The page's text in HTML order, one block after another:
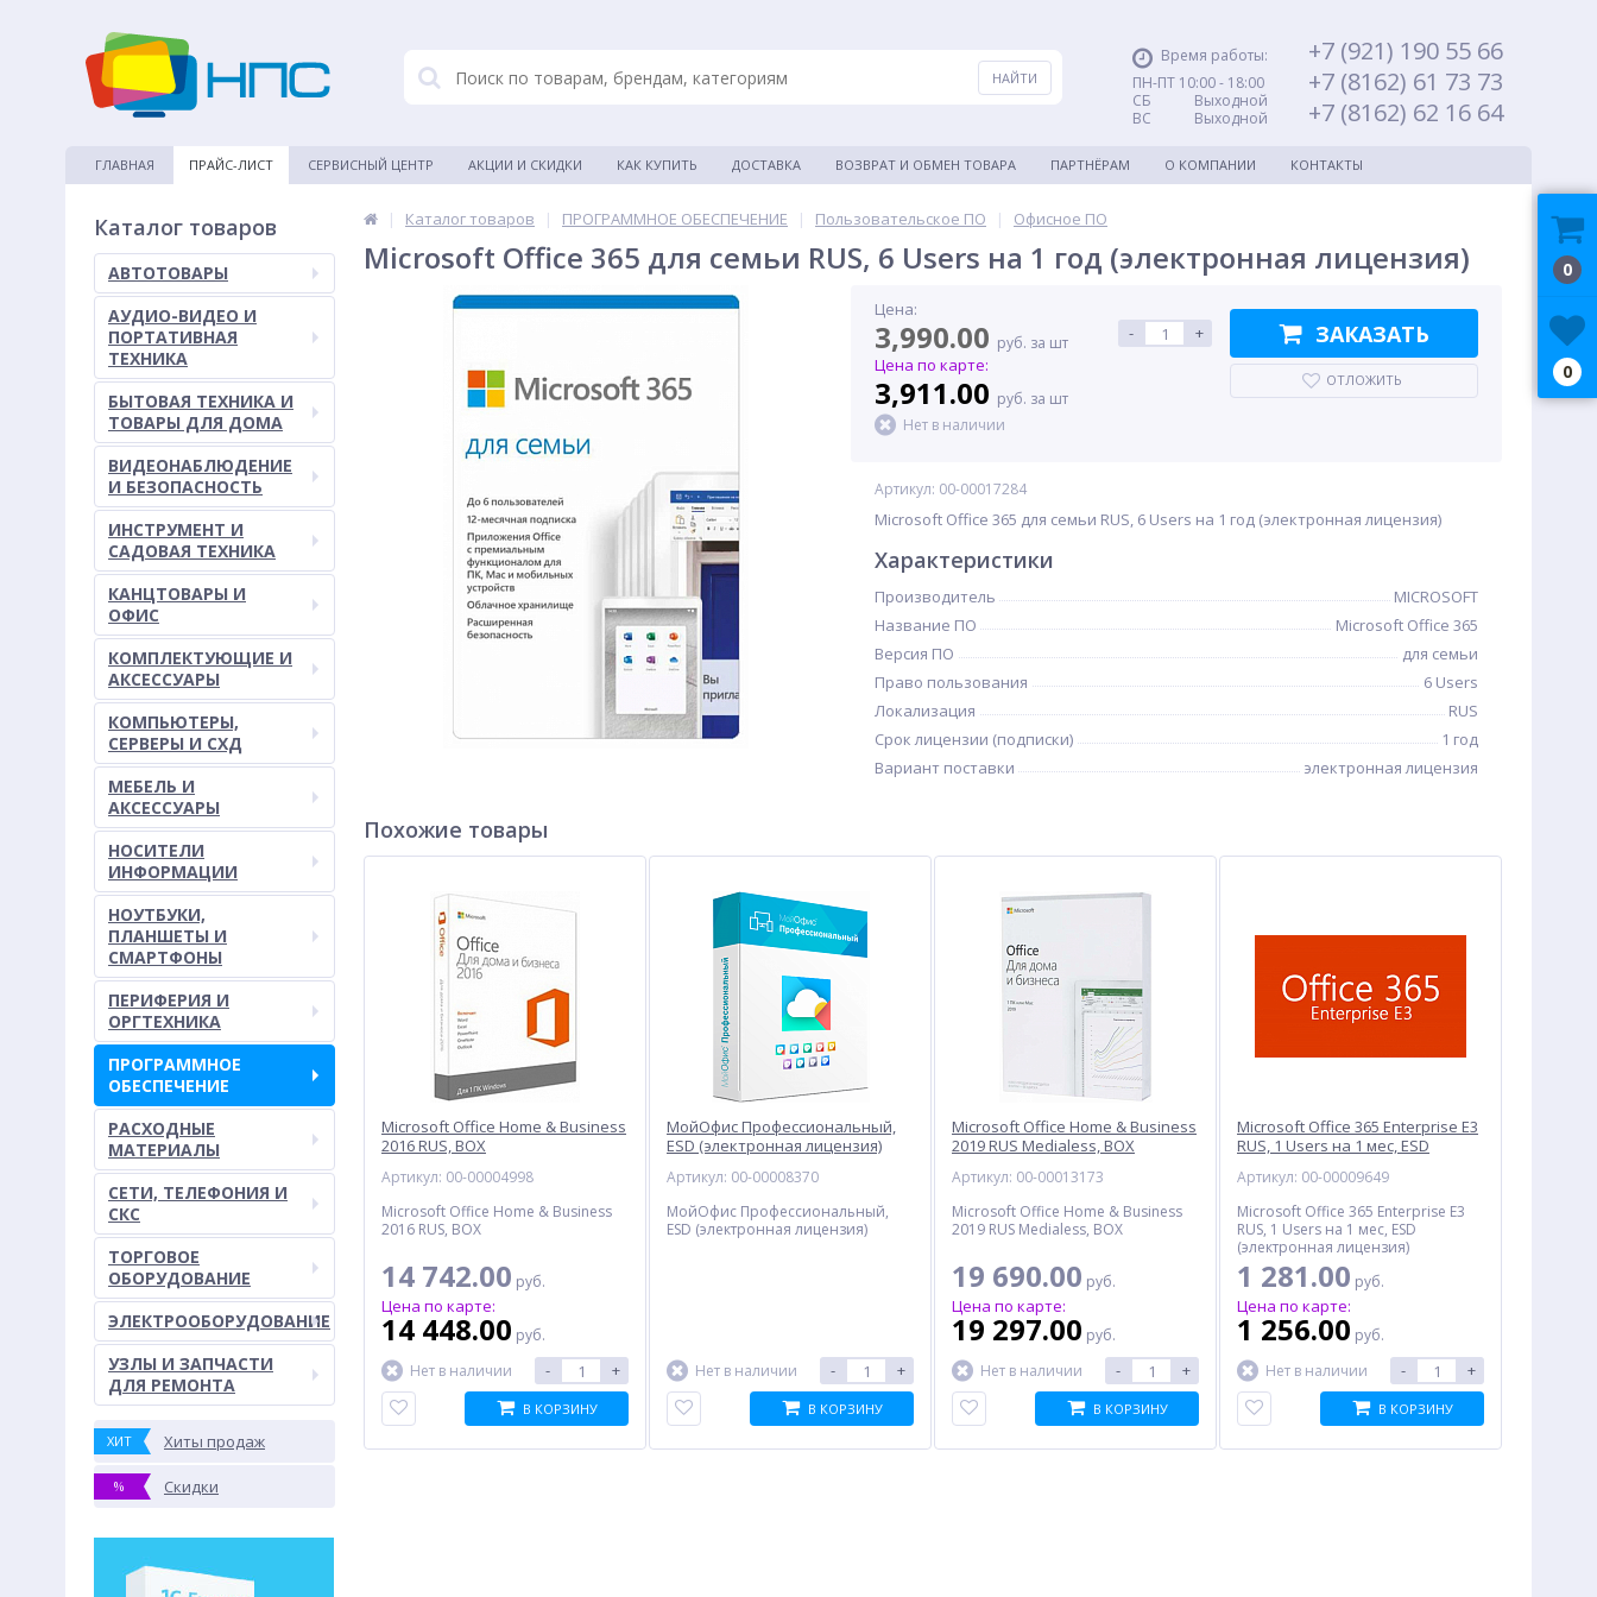
Время работы:
ПН-ПТ 10:00 - 18:00
СБ Выходной
ВС Выходной
+7 (921) 190 55 66
+7 (8162) 61 73 73
+7 (8162) 62 16 64
ГЛАВНАЯ ПРАЙС-ЛИСТ СЕРВИСНЫЙ ЦЕНТР АКЦИИ И СКИДКИ КАК КУПИТЬ ДОСТАВКА ВОЗВРАТ И ОБМЕН ТОВАРА ПАРТНЁРАМ О КОМПАНИИ КОНТАКТЫ
Каталог товаров
АВТОТОВАРЫ
АУДИО-ВИДЕО И
ПОРТАТИВНАЯ
ТЕХНИКА
БЫТОВАЯ ТЕХНИКА И
ТОВАРЫ ДЛЯ ДОМА
ВИДЕОНАБЛЮДЕНИЕ
И БЕЗОПАСНОСТЬ
ИНСТРУМЕНТ И
САДОВАЯ ТЕХНИКА
КАНЦТОВАРЫ И
ОФИС
КОМПЛЕКТУЮЩИЕ И
АКСЕССУАРЫ
КОМПЬЮТЕРЫ,
СЕРВЕРЫ И СХД
МЕБЕЛЬ И
АКСЕССУАРЫ
НОСИТЕЛИ
ИНФОРМАЦИИ
НОУТБУКИ,
ПЛАНШЕТЫ И
СМАРТФОНЫ
ПЕРИФЕРИЯ И
ОРГТЕХНИКА
ПРОГРАММНОЕ
ОБЕСПЕЧЕНИЕ
РАСХОДНЫЕ
МАТЕРИАЛЫ
СЕТИ, ТЕЛЕФОНИЯ И
СКС
ТОРГОВОЕ
ОБОРУДОВАНИЕ
ЭЛЕКТРООБОРУДОВАНИЕ
УЗЛЫ И ЗАПЧАСТИ
ДЛЯ РЕМОНТА
ХИТ Хиты продаж
% Скидки
| Каталог товаров | ПРОГРАММНОЕ ОБЕСПЕЧЕНИЕ | Пользовательское ПО | Офисное ПО
Microsoft Office 365 для семьи RUS, 6 Users на 1 год (электронная лицензия)
Цена:
3,990.00 руб. за шт
Цена по карте:
3,911.00 руб. за шт
Нет в наличии
- + ЗАКАЗАТЬ
ОТЛОЖИТЬ
Артикул: 00-00017284
Microsoft Office 365 для семьи RUS, 6 Users на 1 год (электронная лицензия)
Характеристики
Производитель
MICROSOFT
Название ПО
Microsoft Office 365
Версия ПО
для семьи
Право пользования
6 Users
Локализация
RUS
Срок лицензии (подписки)
1 год
Вариант поставки
электронная лицензия
Похожие товары
Microsoft Office Home & Business
2016 RUS, BOX
Артикул: 00-00004998
Microsoft Office Home & Business
2016 RUS, BOX
14 742.00 руб.
Цена по карте:
14 448.00 руб.
Нет в наличии
- +
В КОРЗИНУ
МойОфис Профессиональный,
ESD (электронная лицензия)
Артикул: 00-00008370
МойОфис Профессиональный,
ESD (электронная лицензия)
Нет в наличии - +
В КОРЗИНУ
Microsoft Office Home & Business
2019 RUS Medialess, BOX
Артикул: 00-00013173
Microsoft Office Home & Business
2019 RUS Medialess, BOX
19 690.00 руб.
Цена по карте:
19 297.00 руб.
Нет в наличии
- +
В КОРЗИНУ
Microsoft Office 365 Enterprise E3
RUS, 1 Users на 1 мес, ESD
Артикул: 00-00009649
Microsoft Office 365 Enterprise E3
RUS, 1 Users на 1 мес, ESD
(электронная лицензия)
1 281.00 руб.
Цена по карте:
1 256.00 руб.
Нет в наличии
- +
В КОРЗИНУ
0
0